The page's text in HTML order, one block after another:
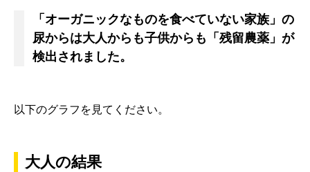
「オーガニックなものを食べていない家族」の
尿からは大人からも子供からも「残留農薬」が
検出されました。
以下のグラフを見てください。
大人の結果